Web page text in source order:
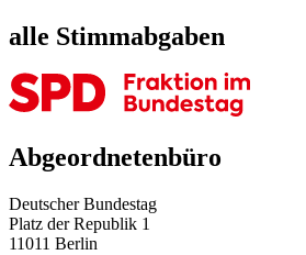
alle Stimmabgaben
Abgeordnetenbüro
Deutscher Bundestag
Platz der Republik 1
11011 Berlin